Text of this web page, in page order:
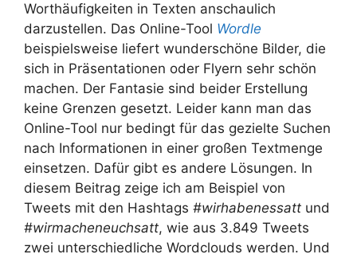
Worthäufigkeiten in Texten anschaulich
darzustellen. Das Online-Tool Wordle
beispielsweise liefert wunderschöne Bilder, die
sich in Präsentationen oder Flyern sehr schön
machen. Der Fantasie sind beider Erstellung
keine Grenzen gesetzt. Leider kann man das
Online-Tool nur bedingt für das gezielte Suchen
nach Informationen in einer großen Textmenge
einsetzen. Dafür gibt es andere Lösungen. In
diesem Beitrag zeige ich am Beispiel von
Tweets mit den Hashtags #wirhabenessatt und
#wirmacheneuchsatt, wie aus 3.849 Tweets
zwei unterschiedliche Wordclouds werden. Und